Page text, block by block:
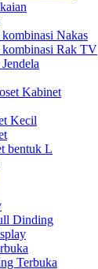
Nakas
kombinasi Rak TV
Kabinet
Kecil
bentuk L
Dinding
Terbuka